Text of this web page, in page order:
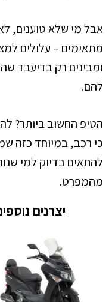
אבל מי שלא טוענים,
מתאימים – עלולים
ומבינים רק בדיעבד
להם.
הטיפ החשוב ביותר?
כי רכב, במיוחד כזה
להתאים בדיוק למי
מהמפרט.
יצרנים